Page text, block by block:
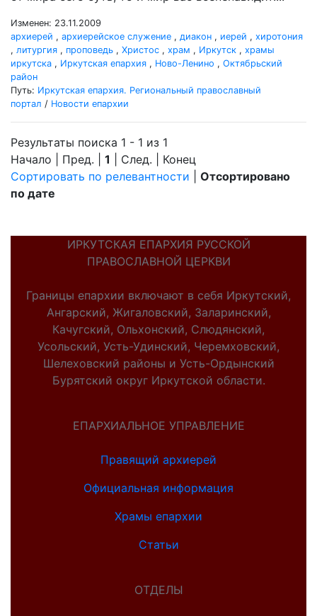
Изменен: 23.11.2009
архиерей , архиерейское служение , диакон , иерей , хиротония
, литургия , проповедь , Христос , храм , Иркутск , храмы
иркутска , Иркутская епархия , Ново-Ленино , Октябрьский
район
Путь: Иркутская епархия. Региональный православный
портал / Новости епархии
Результаты поиска 1 - 1 из 1
Начало | Пред. | 1 | След. | Конец
Сортировать по релевантности
Отсортировано
по дате
ИРКУТСКАЯ ЕПАРХИЯ РУССКОЙ
ПРАВОСЛАВНОЙ ЦЕРКВИ
Границы епархии включают в себя Иркутский,
Ангарский, Жигаловский, Заларинский,
Качугский, Ольхонский, Слюдянский,
Усольский, Усть-Удинский, Черемховский,
Шелеховский районы и Усть-Ордынский
Бурятский округ Иркутской области.
ЕПАРХИАЛЬНОЕ УПРАВЛЕНИЕ
Правящий архиерей
Официальная информация
Храмы епархии
Статьи
ОТДЕЛЫ